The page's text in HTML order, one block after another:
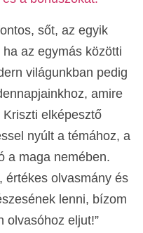
sőt, az egyik
az egymás közötti
világunkban pedig
amire
elképesztő
nyúlt a témához, a
a maga nemében.
értékes olvasmány és
lenni, bízom
olvasóhoz eljut!”